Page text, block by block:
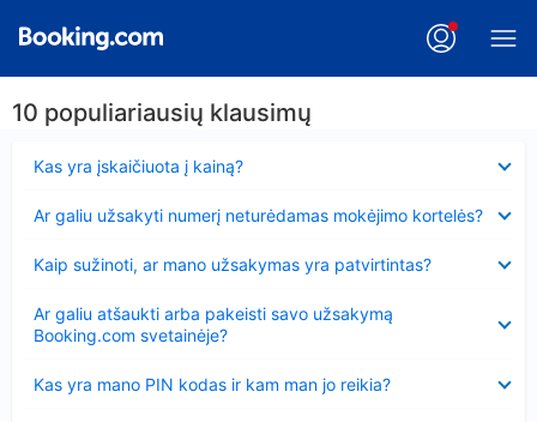
10 populiariausių klausimų
Kas yra įskaičiuota į kainą?
Ar galiu užsakyti numerį neturėdamas mokėjimo kortelės?
Kaip sužinoti, ar mano užsakymas yra patvirtintas?
Ar galiu atšaukti arba pakeisti savo užsakymą
Booking.com svetainėje?
Kas yra mano PIN kodas ir kam man jo reikia?